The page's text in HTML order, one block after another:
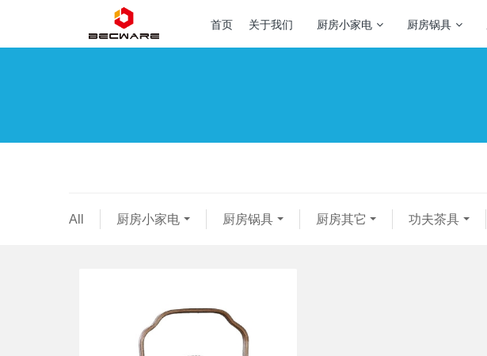
首页 关于我们 厨房小家电 厨房锅具
All 厨房小家电 厨房锅具 厨房其它 功夫茶具